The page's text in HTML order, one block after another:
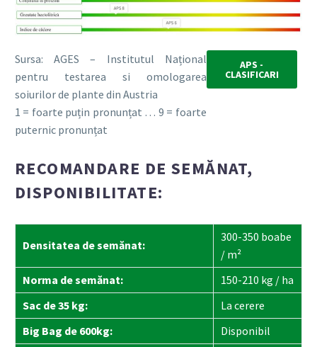
Sursa: AGES – Institutul Național
pentru testarea si omologarea
soiurilor de plante din Austria
1 = foarte puțin pronunțat … 9 = foarte
puternic pronunțat
APS -
CLASIFICARI
RECOMANDARE DE SEMĂNAT,
DISPONIBILITATE:
Densitatea de semănat:
300-350 boabe
/ m²
Norma de semănat:
150-210 kg / ha
Sac de 35 kg:
La cerere
Big Bag de 600kg:
Disponibil